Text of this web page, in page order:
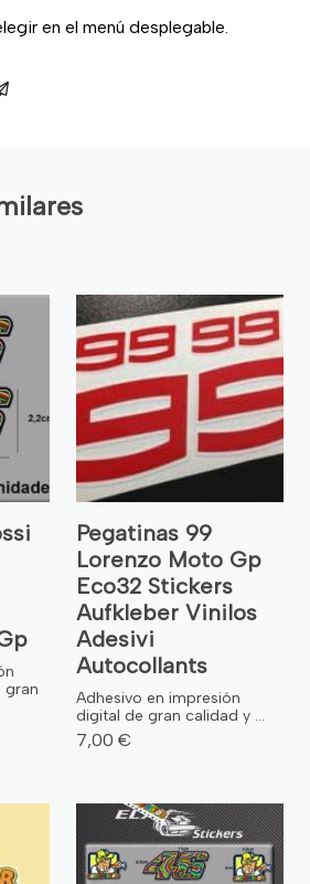
en el menú desplegable.
gran
Pegatinas 99
Lorenzo Moto Gp
Eco32 Stickers
Aufkleber Vinilos
Adesivi
Autocollants
Adhesivo en impresión
digital de gran calidad y ...
7,00 €